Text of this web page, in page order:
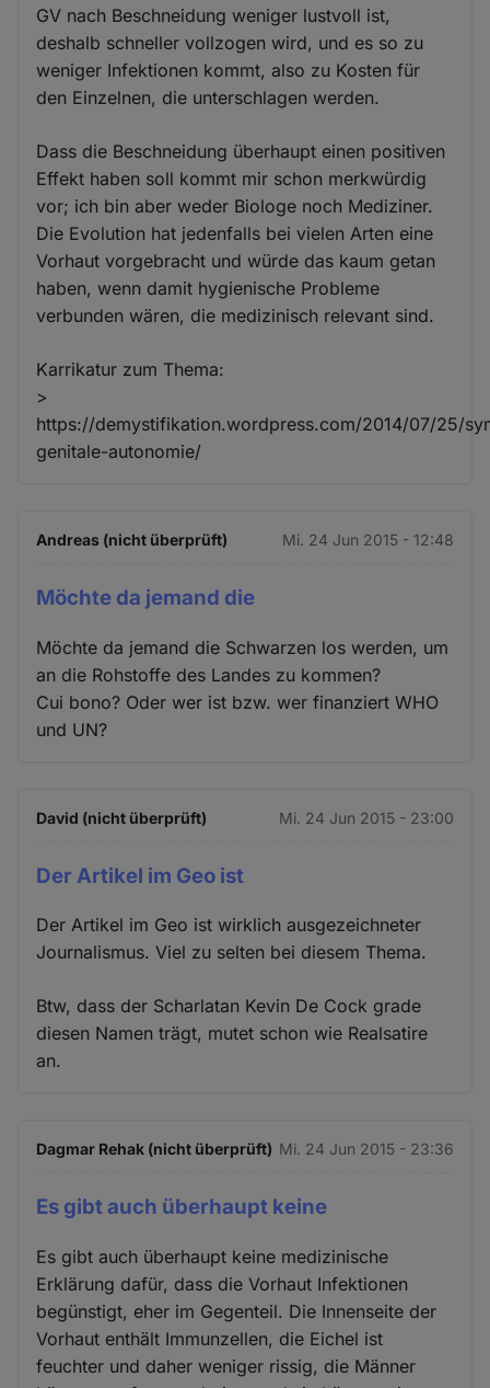
GV nach Beschneidung weniger lustvoll ist,
deshalb schneller vollzogen wird, und es so zu
weniger Infektionen kommt, also zu Kosten für
den Einzelnen, die unterschlagen werden.
Dass die Beschneidung überhaupt einen positiven
Effekt haben soll kommt mir schon merkwürdig
vor; ich bin aber weder Biologe noch Mediziner.
Die Evolution hat jedenfalls bei vielen Arten eine
Vorhaut vorgebracht und würde das kaum getan
haben, wenn damit hygienische Probleme
verbunden wären, die medizinisch relevant sind.
Karrikatur zum Thema:
>
https://demystifikation.wordpress.com/2014/07/25/
genitale-autonomie/
Andreas (nicht überprüft) Mi. 24 Jun 2015 - 12:48
Möchte da jemand die
Möchte da jemand die Schwarzen los werden, um
an die Rohstoffe des Landes zu kommen?
Cui bono? Oder wer ist bzw. wer finanziert WHO
und UN?
David (nicht überprüft) Mi. 24 Jun 2015 - 23:00
Der Artikel im Geo ist
Der Artikel im Geo ist wirklich ausgezeichneter
Journalismus. Viel zu selten bei diesem Thema.
Btw, dass der Scharlatan Kevin De Cock grade
diesen Namen trägt, mutet schon wie Realsatire
an.
Dagmar Rehak (nicht überprüft) Mi. 24 Jun 2015 - 23:36
Es gibt auch überhaupt keine
Es gibt auch überhaupt keine medizinische
Erklärung dafür, dass die Vorhaut Infektionen
begünstigt, eher im Gegenteil. Die Innenseite der
Vorhaut enthält Immunzellen, die Eichel ist
feuchter und daher weniger rissig, die Männer